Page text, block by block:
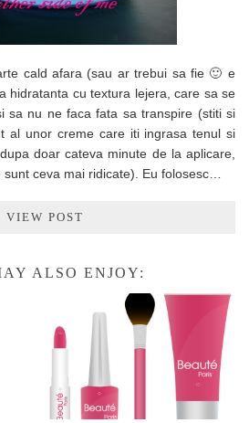
cald afara (sau ar trebui sa fie 🙂 e
hidratanta cu textura lejera, care sa se
sa nu ne faca fata sa transpire (stiti si
al unor creme care iti ingrasa tenul si
doar cateva minute de la aplicare,
ceva mai ridicate). Eu folosesc…
VIEW POST
ALSO ENJOY: